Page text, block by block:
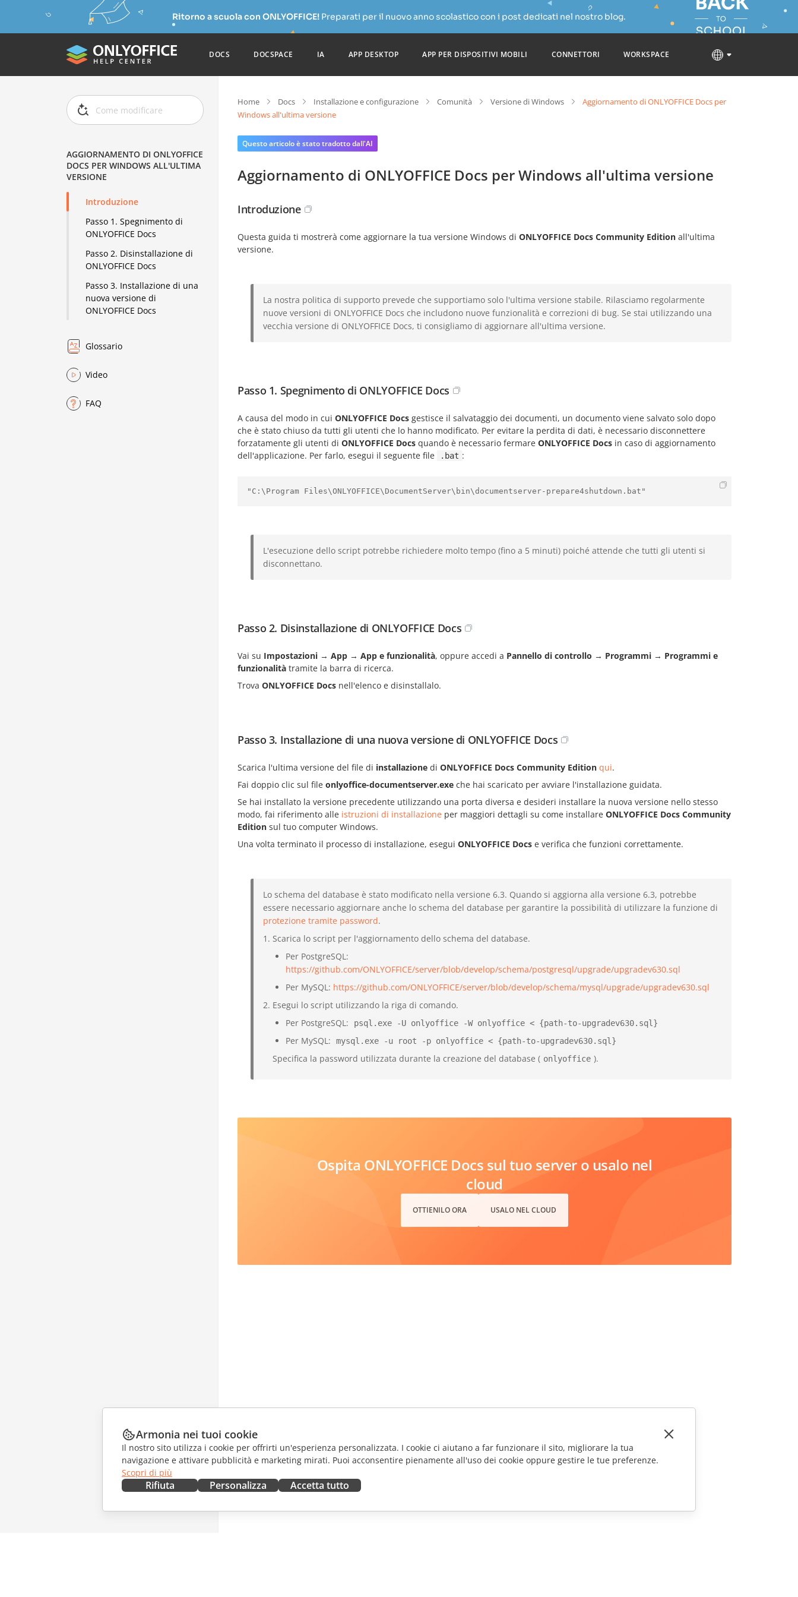
Ritorno a scuola con ONLYOFFICE! Preparati per il nuovo anno scolastico con i post dedicati nel nostro blog.
DOCS DOCSPACE IA APP DESKTOP APP PER DISPOSITIVI MOBILI CONNETTORI WORKSPACE
AGGIORNAMENTO DI ONLYOFFICE
DOCS PER WINDOWS ALL'ULTIMA
VERSIONE
Introduzione
Passo 1. Spegnimento di
ONLYOFFICE Docs
Passo 2. Disinstallazione di
ONLYOFFICE Docs
Passo 3. Installazione di una
nuova versione di
ONLYOFFICE Docs
Glossario
Video
FAQ
Home Docs Installazione e configurazione Comunità Versione di Windows
Aggiornamento di ONLYOFFICE Docs per
Windows all'ultima versione
Questo articolo è stato tradotto dall'AI
Aggiornamento di ONLYOFFICE Docs per Windows all'ultima versione
Introduzione
Questa guida ti mostrerà come aggiornare la tua versione Windows di ONLYOFFICE Docs Community Edition all'ultima
versione.
La nostra politica di supporto prevede che supportiamo solo l'ultima versione stabile. Rilasciamo regolarmente
nuove versioni di ONLYOFFICE Docs che includono nuove funzionalità e correzioni di bug. Se stai utilizzando una
vecchia versione di ONLYOFFICE Docs, ti consigliamo di aggiornare all'ultima versione.
Passo 1. Spegnimento di ONLYOFFICE Docs
A causa del modo in cui ONLYOFFICE Docs gestisce il salvataggio dei documenti, un documento viene salvato solo dopo
che è stato chiuso da tutti gli utenti che lo hanno modificato. Per evitare la perdita di dati, è necessario disconnettere
forzatamente gli utenti di ONLYOFFICE Docs quando è necessario fermare ONLYOFFICE Docs in caso di aggiornamento
dell'applicazione. Per farlo, esegui il seguente file
.bat :
"C:\Program Files\ONLYOFFICE\DocumentServer\bin\documentserver-prepare4shutdown.bat"
L'esecuzione dello script potrebbe richiedere molto tempo (fino a 5 minuti) poiché attende che tutti gli utenti si
disconnettano.
Passo 2. Disinstallazione di ONLYOFFICE Docs
Vai su Impostazioni → App → App e funzionalità, oppure accedi a Pannello di controllo → Programmi → Programmi e
funzionalità tramite la barra di ricerca.
Trova ONLYOFFICE Docs nell'elenco e disinstallalo.
Passo 3. Installazione di una nuova versione di ONLYOFFICE Docs
Scarica l'ultima versione del file di installazione di ONLYOFFICE Docs Community Edition qui.
Fai doppio clic sul file onlyoffice-documentserver.exe che hai scaricato per avviare l'installazione guidata.
Se hai installato la versione precedente utilizzando una porta diversa e desideri installare la nuova versione nello stesso
modo, fai riferimento alle istruzioni di installazione per maggiori dettagli su come installare ONLYOFFICE Docs Community
Edition sul tuo computer Windows.
Una volta terminato il processo di installazione, esegui ONLYOFFICE Docs e verifica che funzioni correttamente.
Lo schema del database è stato modificato nella versione 6.3. Quando si aggiorna alla versione 6.3, potrebbe
essere necessario aggiornare anche lo schema del database per garantire la possibilità di utilizzare la funzione di
protezione tramite password.
Scarica lo script per l'aggiornamento dello schema del database.
Per PostgreSQL:
https://github.com/ONLYOFFICE/server/blob/develop/schema/postgresql/upgrade/upgradev630.sql
Per MySQL: https://github.com/ONLYOFFICE/server/blob/develop/schema/mysql/upgrade/upgradev630.sql
Esegui lo script utilizzando la riga di comando.
Per PostgreSQL:
psql.exe -U onlyoffice -W onlyoffice < {path-to-upgradev630.sql}
Per MySQL: mysql.exe -u root -p onlyoffice < {path-to-upgradev630.sql}
Specifica la password utilizzata durante la creazione del database ( onlyoffice ).
Ospita ONLYOFFICE Docs sul tuo server o usalo nel
cloud
OTTIENILO ORA USALO NEL CLOUD
Armonia nei tuoi cookie
Il nostro sito utilizza i cookie per offrirti un'esperienza personalizzata. I cookie ci aiutano a far funzionare il sito, migliorare la tua
navigazione e attivare pubblicità e marketing mirati. Puoi acconsentire pienamente all'uso dei cookie oppure gestire le tue preferenze.
Scopri di più
Rifiuta Personalizza Accetta tutto